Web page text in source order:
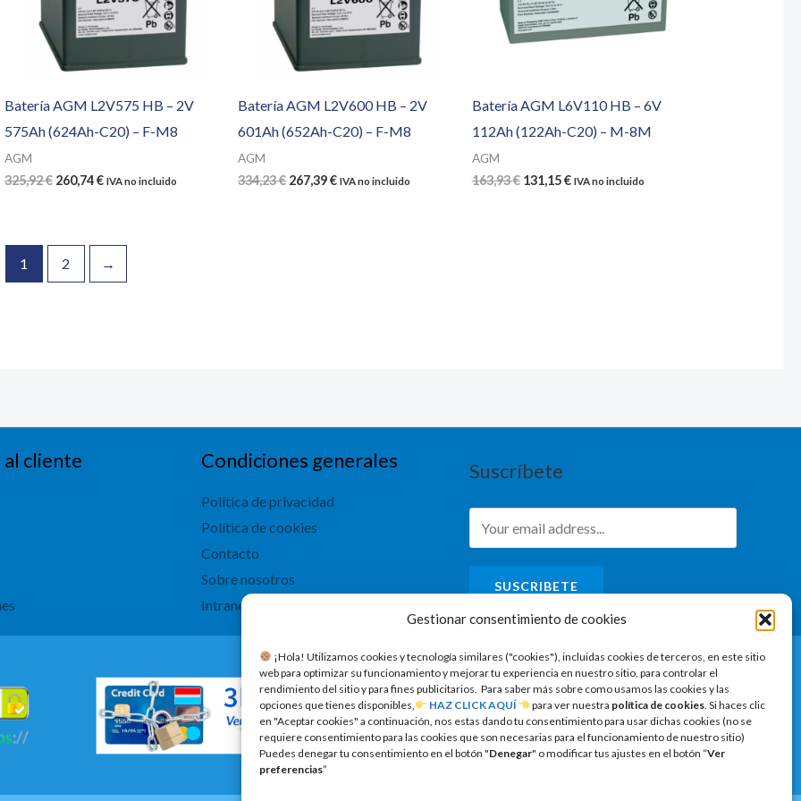
Gestionar consentimiento de cookies
​ ¡Hola! Utilizamos cookies y tecnología similares ("cookies"), incluidas cookies de terceros, en este sitio
web para optimizar su funcionamiento y mejorar tu experiencia en nuestro sitio, para controlar el
rendimiento del sitio y para fines publicitarios. Para saber más sobre como usamos las cookies y las
opciones que tienes disponibles,
HAZ CLICK AQUÍ para ver nuestra política de cookies. Si haces clic
en "Aceptar cookies" a continuación, nos estas dando tu consentimiento para usar dichas cookies (no se
requiere consentimiento para las cookies que son necesarias para el funcionamiento de nuestro sitio)
Puedes denegar tu consentimiento en el botón "Denegar" o modificar tus ajustes en el botón “Ver
preferencias”
Batería AGM L2V575 HB – 2V
575Ah (624Ah-C20) – F-M8
AGM
325,92€ El
325,92 €.
260,74€El
260,74 €.
IVA no incluido
Batería AGM L2V600 HB – 2V
601Ah (652Ah-C20) – F-M8
AGM
334,23€ El
267,39€ElIVA no incluido
Batería AGM L6V110 HB – 6V
112Ah (122Ah-C20) – M-8M
AGM
163,93€ El
131,15€ElIVA no incluido
1 2 →
cliente Condiciones generales
Política de privacidad
Política de cookies
Contacto
Sobre nosotros
Intranet
Suscríbete
SUSCRIBETE